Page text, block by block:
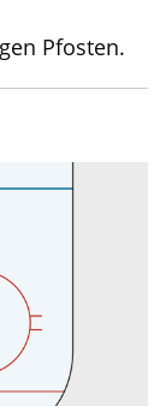
Pfosten.